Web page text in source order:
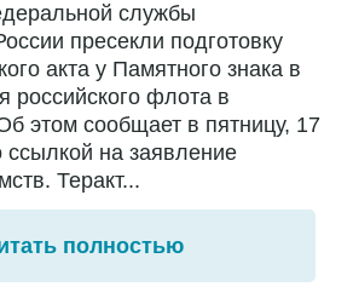
службы
пресекли подготовку
акта у Памятного знака в
российского флота в
этом сообщает в пятницу, 17
на заявление
Теракт...
полностью